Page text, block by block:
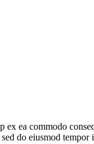
ea commodo
do eiusmod